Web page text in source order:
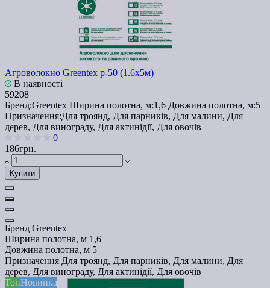
Агроволокно Greentex p-50 (1.6x5м)
В наявності
59208
Бренд:Greentex Ширина полотна, м:1,6 Довжина полотна, м:5
Призначення:Для троянд, Для парників, Для малини, Для
дерев, Для винограду, Для актинідії, Для овочів
0
186грн.
Купити
Бренд Greentex
Ширина полотна, м 1,6
Довжина полотна, м 5
Призначення Для троянд, Для парників, Для малини, Для
дерев, Для винограду, Для актинідії, Для овочів
ТопНовинка